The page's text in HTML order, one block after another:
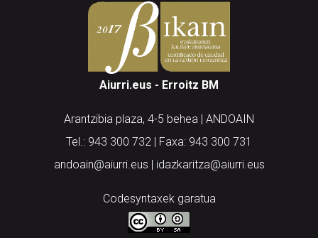
Aiurri.eus - Erroitz BM
Arantzibia plaza, 4-5 behea | ANDOAIN
Tel.: 943 300 732 | Faxa: 943 300 731
andoain@aiurri.eus | idazkaritza@aiurri.eus
Codesyntaxek garatua